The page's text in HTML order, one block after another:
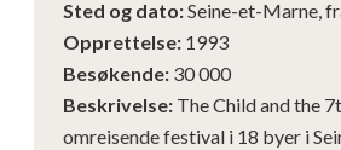
Sted og dato:Seine-et-Marne,
Opprettelse: 1993
Besøkende: 30 000
Beskrivelse: The Child and the
omreisende festival i 18 byer i